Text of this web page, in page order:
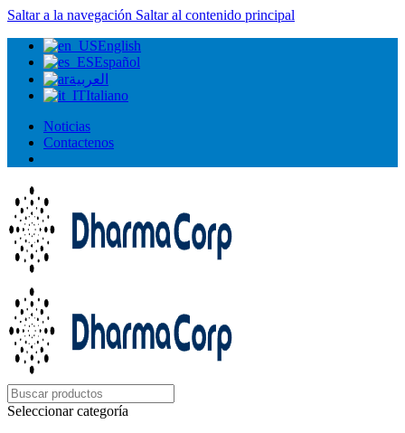
Saltar a la navegación Saltar al contenido principal
English
Español
العربية
Italiano
Noticias
Contactenos
Seleccionar categoría